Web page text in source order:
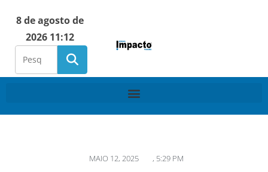
8 de agosto de
2026 11:12
MAIO 12, 2025 , 5:29 PM